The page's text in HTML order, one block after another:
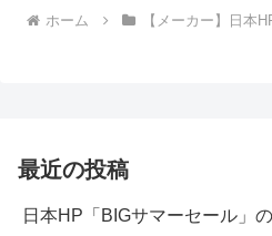
ホーム 【メーカー】日本
最近の投稿
日本HP「BIGサマーセール」